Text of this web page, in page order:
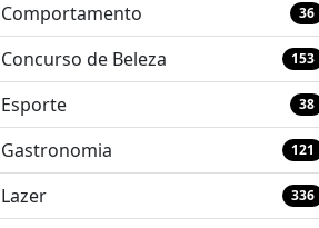
Comportamento 36
Concurso de Beleza 153
Esporte 38
Gastronomia 121
Lazer 336